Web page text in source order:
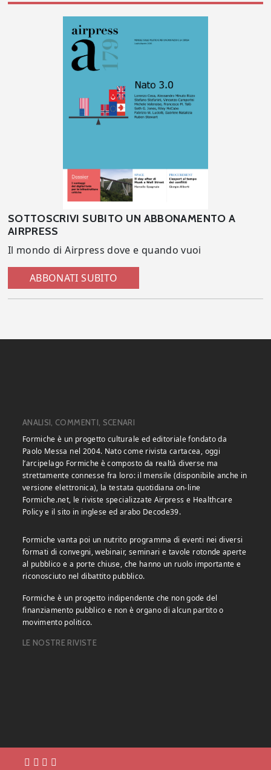
SOTTOSCRIVI SUBITO UN ABBONAMENTO A
AIRPRESS
Il mondo di Airpress dove e quando vuoi
ABBONATI SUBITO
ANALISI, COMMENTI, SCENARI
Formiche è un progetto culturale ed editoriale fondato da
Paolo Messa nel 2004. Nato come rivista cartacea, oggi
l’arcipelago Formiche è composto da realtà diverse ma
strettamente connesse fra loro: il mensile (disponibile anche in
versione elettronica), la testata quotidiana on-line
Formiche.net, le riviste specializzate Airpress e Healthcare
Policy e il sito in inglese ed arabo Decode39.
Formiche vanta poi un nutrito programma di eventi nei diversi
formati di convegni, webinair, seminari e tavole rotonde aperte
al pubblico e a porte chiuse, che hanno un ruolo importante e
riconosciuto nel dibattito pubblico.
Formiche è un progetto indipendente che non gode del
finanziamento pubblico e non è organo di alcun partito o
movimento politico.
LE NOSTRE RIVISTE